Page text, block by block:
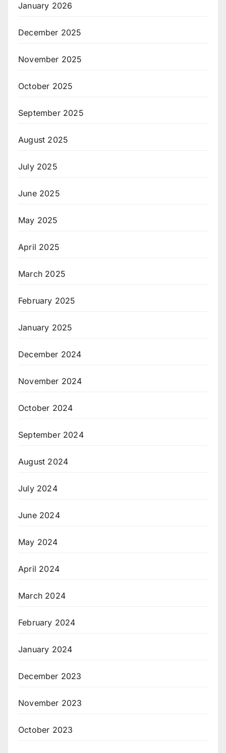
January 2026
December 2025
November 2025
October 2025
September 2025
August 2025
July 2025
June 2025
May 2025
April 2025
March 2025
February 2025
January 2025
December 2024
November 2024
October 2024
September 2024
August 2024
July 2024
June 2024
May 2024
April 2024
March 2024
February 2024
January 2024
December 2023
November 2023
October 2023